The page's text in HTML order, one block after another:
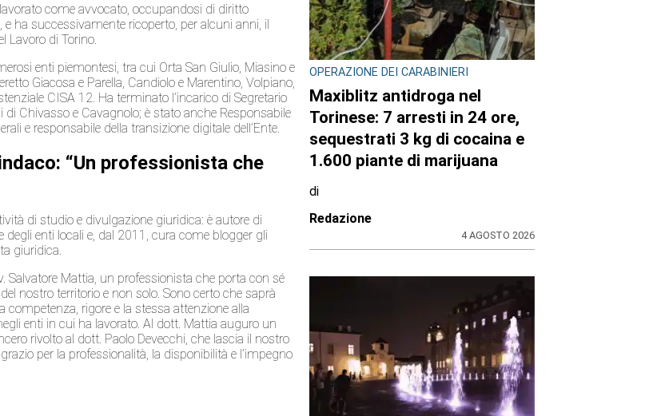
come avvocato, occupandosi di diritto
ha successivamente ricoperto, per alcuni anni, il
Lavoro di Torino.
enti piemontesi, tra cui Orta San Giulio, Miasino e
Giacosa e Parella, Candiolo e Marentino, Volpiano,
CISA 12. Ha terminato l’incarico di Segretario
Chivasso e Cavagnolo; è stato anche Responsabile
e responsabile della transizione digitale dell’Ente.
“Un professionista che
di studio e divulgazione giuridica: è autore di
enti locali e, dal 2011, cura come blogger gli
giuridica.
Salvatore Mattia, un professionista che porta con sé
nostro territorio e non solo. Sono certo che saprà
rigore e la stessa attenzione alla
enti in cui ha lavorato. Al dott. Mattia auguro un
rivolto al dott. Paolo Devecchi, che lascia il nostro
per la professionalità, la disponibilità e l’impegno
OPERAZIONE DEI CARABINIERI
Maxiblitz antidroga nel
Torinese: 7 arresti in 24 ore,
sequestrati 3 kg di cocaina e
1.600 piante di marijuana
di
Redazione
4 AGOSTO 2026